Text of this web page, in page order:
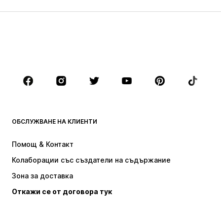
Палта
Костюми и сака
ДРЕХИ
Якета
Костюми и сака
Бански и плажна мода
Специални Поводи
ЕКСКЛУЗИВНО
ОБСЛУЖВАНЕ НА КЛИЕНТИ
Помощ & Контакт
Колаборации със създатели на съдържание
Зона за доставка
Откажи се от договора тук